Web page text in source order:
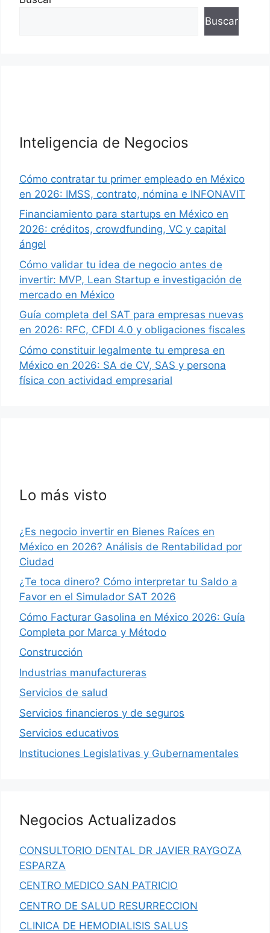
Buscar
Inteligencia de Negocios
Cómo contratar tu primer empleado en México
en 2026: IMSS, contrato, nómina e INFONAVIT
Financiamiento para startups en México en
2026: créditos, crowdfunding, VC y capital
ángel
Cómo validar tu idea de negocio antes de
invertir: MVP, Lean Startup e investigación de
mercado en México
Guía completa del SAT para empresas nuevas
en 2026: RFC, CFDI 4.0 y obligaciones fiscales
Cómo constituir legalmente tu empresa en
México en 2026: SA de CV, SAS y persona
física con actividad empresarial
Lo más visto
¿Es negocio invertir en Bienes Raíces en
México en 2026? Análisis de Rentabilidad por
Ciudad
¿Te toca dinero? Cómo interpretar tu Saldo a
Favor en el Simulador SAT 2026
Cómo Facturar Gasolina en México 2026: Guía
Completa por Marca y Método
Construcción
Industrias manufactureras
Servicios de salud
Servicios financieros y de seguros
Servicios educativos
Instituciones Legislativas y Gubernamentales
Negocios Actualizados
CONSULTORIO DENTAL DR JAVIER RAYGOZA
ESPARZA
CENTRO MEDICO SAN PATRICIO
CENTRO DE SALUD RESURRECCION
CLINICA DE HEMODIALISIS SALUS